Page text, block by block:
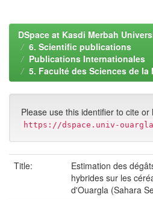
DSpace at Kasdi Merbah
6. Scientific publications
Publications Internationales
5. Faculté des Sciences de la
Please use this identifier to cite or
https://dspace.univ-
Title:
Estimation des
hybrides sur les
d'Ouargla (Sahara